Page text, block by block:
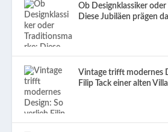
Ob Designklassiker
Diese Jubiläen prägen
Vintage trifft modernes
Filip Tack einer alten